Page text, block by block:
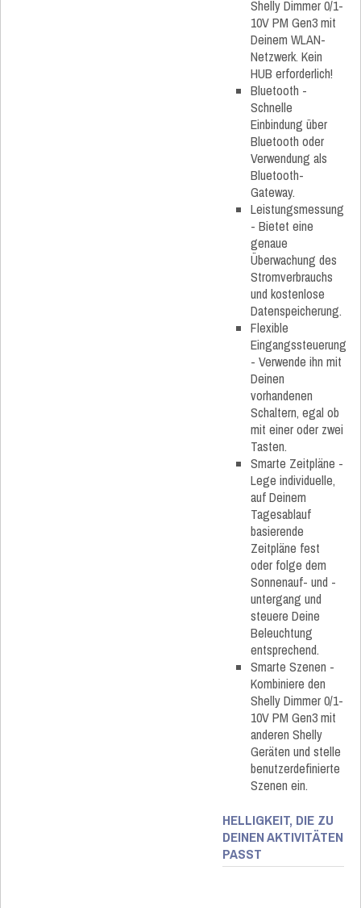
Shelly Dimmer 0/1-
10V PM Gen3 mit
Deinem WLAN-
Netzwerk. Kein
HUB erforderlich!
Bluetooth -
Schnelle
Einbindung über
Bluetooth oder
Verwendung als
Bluetooth-
Gateway.
Leistungsmessung
- Bietet eine
genaue
Überwachung des
Stromverbrauchs
und kostenlose
Datenspeicherung.
Flexible
Eingangssteuerung
- Verwende ihn mit
Deinen
vorhandenen
Schaltern, egal ob
mit einer oder zwei
Tasten.
Smarte Zeitpläne -
Lege individuelle,
auf Deinem
Tagesablauf
basierende
Zeitpläne fest
oder folge dem
Sonnenauf- und -
untergang und
steuere Deine
Beleuchtung
entsprechend.
Smarte Szenen -
Kombiniere den
Shelly Dimmer 0/1-
10V PM Gen3 mit
anderen Shelly
Geräten und stelle
benutzerdefinierte
Szenen ein.
HELLIGKEIT, DIE ZU
DEINEN AKTIVITÄTEN
PASST